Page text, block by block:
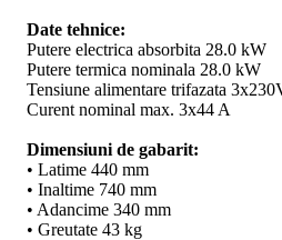
Date tehnice:
Putere electrica absorbita 28.0 kW
Putere termica nominala 28.0 kW
Tensiune alimentare trifazata
Curent nominal max. 3x44 A
Dimensiuni de gabarit:
• Latime 440 mm
• Inaltime 740 mm
• Adancime 340 mm
• Greutate 43 kg